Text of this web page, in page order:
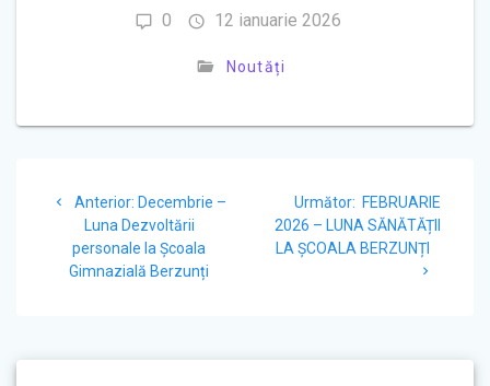
0 12 ianuarie 2026
Noutăți
articole
Anterior: Articolul
anterior:
Decembrie –
Luna Dezvoltării
personale la Școala
Gimnazială Berzunți
Următor: Articolul
următor:
FEBRUARIE
2026 – LUNA SĂNĂTĂȚII
LA ȘCOALA BERZUNȚI